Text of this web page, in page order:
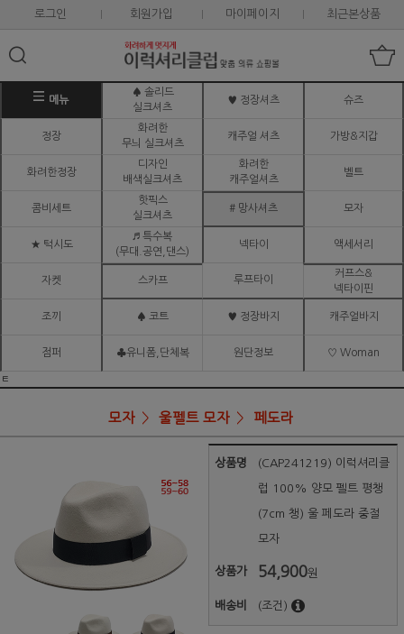
로그인 회원가입 마이페이지 최근본상품
메뉴
♠ 솔리드
실크셔츠
♥ 정장셔츠 슈즈
정장
화려한
무늬 실크셔츠
캐주얼 셔츠 가방&지갑
화려한정장
디자인
배색실크셔츠
화려한
캐주얼셔츠
벨트
콤비세트
핫픽스
실크셔츠
# 망사셔츠 모자
★ 턱시도
♬ 특수복
(무대.공연,댄스)
넥타이 액세서리
자켓 스카프 루프타이
커프스&
넥타이핀
조끼 ♠ 코트 ♥ 정장바지 캐주얼바지
점퍼 ♣유니폼,단체복 원단정보 ♡ Woman
ㅌ
모자 울펠트 모자 페도라
상품명 (CAP241219) 이럭셔리클
럽 100% 양모 펠트 평챙
(7cm 챙) 울 페도라 중절
모자
상품가 54,900원
배송비 (조건)